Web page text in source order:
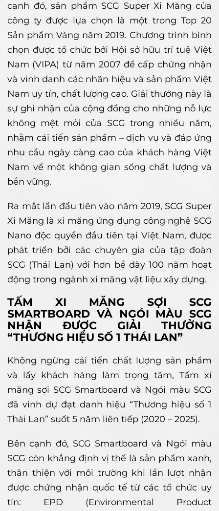
cạnh đó, sản phẩm SCG Super Xi Măng của
công ty được lựa chọn là một trong Top 20
Sản phẩm Vàng năm 2019. Chương trình bình
chọn được tổ chức bởi Hội sở hữu trí tuệ Việt
Nam (VIPA) từ năm 2007 để cấp chứng nhận
và vinh danh các nhãn hiệu và sản phẩm Việt
Nam uy tín, chất lượng cao. Giải thưởng này là
sự ghi nhận của cộng đồng cho những nỗ lực
không mệt mỏi của SCG trong nhiều năm,
nhằm cải tiến sản phẩm – dịch vụ và đáp ứng
nhu cầu ngày càng cao của khách hàng Việt
Nam về một không gian sống chất lượng và
bền vững.
Ra mắt lần đầu tiên vào năm 2019, SCG Super
Xi Măng là xi măng ứng dụng công nghệ SCG
Nano độc quyền đầu tiên tại Việt Nam, được
phát triển bởi các chuyên gia của tập đoàn
SCG (Thái Lan) với hơn bề dày 100 năm hoạt
động trong ngành xi măng vật liệu xây dựng.
TẤM XI MĂNG SỢI SCG
SMARTBOARD VÀ NGÓI MÀU SCG
NHẬN ĐƯỢC GIẢI THƯỞNG
“THƯƠNG HIỆU SỐ 1 THÁI LAN”
Không ngừng cải tiến chất lượng sản phẩm
và lấy khách hàng làm trọng tâm, Tấm xi
măng sợi SCG Smartboard và Ngói màu SCG
đã vinh dự đạt danh hiệu “Thương hiệu số 1
Thái Lan” suốt 5 năm liên tiếp (2020 – 2025).
Bên cạnh đó, SCG Smartboard và Ngói màu
SCG còn khẳng định vị thế là sản phẩm xanh,
thân thiện với môi trường khi lần lượt nhận
được chứng nhận quốc tế từ các tổ chức uy
tín: EPD (Environmental Product